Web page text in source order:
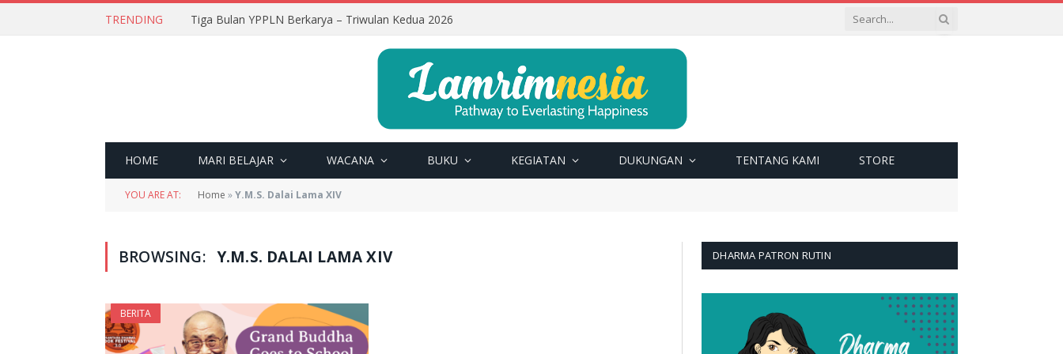
TRENDING Tiga Bulan YPPLN Berkarya – Triwulan Kedua 2026
HOME MARI BELAJAR WACANA BUKU KEGIATAN DUKUNGAN TENTANG KAMI STORE
YOU ARE AT: Home »Y.M.S. Dalai Lama XIV
BROWSING: Y.M.S. DALAI LAMA XIV
BERITA
DHARMA PATRON RUTIN